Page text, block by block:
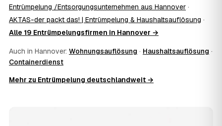
Der Festpreis deckt in der Regel das komplette
Ausräumen, Tragen und Verladen, den Transport sowie die
fachgerechte Entsorgung ab — auf Wunsch inklusive
besenreiner Übergabe. Es gibt keine versteckten
Wertgegenstände senken den Endpreis zusätzlich.
11
Was kostet die Anfrage über AWL Zentrum?
Die Anfrage ist kostenlos und unverbindlich. AWL
Entrümpelung /Entsorgungsunternehmen aus Hannover ·
AKTAS-der packt das! | Entrümpelung & Haushaltsauflösung ·
Alle 19 Entrümpelungsfirmen in Hannover →
Auch in Hannover: Wohnungsauflösung · Haushaltsauflösung ·
Containerdienst
Mehr zu Entrümpelung deutschlandweit →